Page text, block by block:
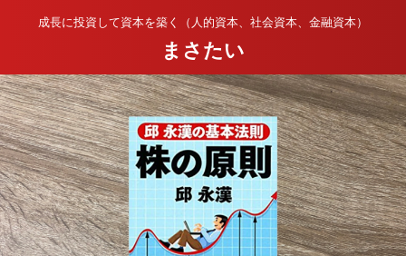
成長に投資して資本を築く（人的資本、社会資本、金融資本）
まさたい